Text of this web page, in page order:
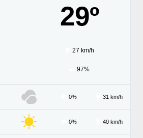
29º
27 km/h
97%
0% 31 km/h
0% 40 km/h